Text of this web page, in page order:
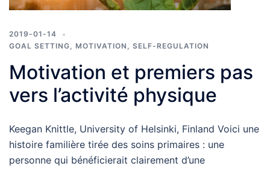
2019-01-14
GOAL SETTING, MOTIVATION , SELF-REGULATION
Motivation et premiers pas
vers l’activité physique
Keegan Knittle, University of Helsinki, Finland Voici une
histoire familière tirée des soins primaires : une
personne qui bénéficierait clairement d’une